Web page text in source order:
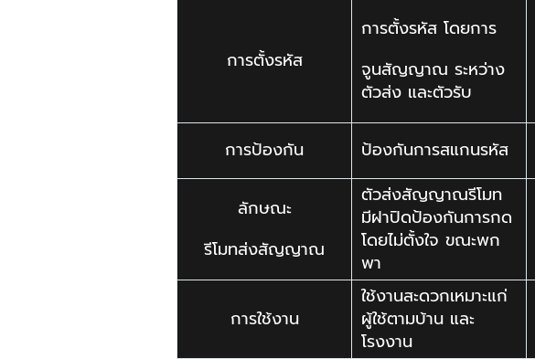
การตั้งรหัส
การตั้งรหัส โดยการ
จูนสัญญาณ ระหว่าง
ตัวส่ง และตัวรับ
การป้องกัน ป้องกันการสแกนรหัส
ลักษณะ
รีโมทส่งสัญญาณ
ตัวส่งสัญญาณรีโมท
มีฝาปิดป้องกันการกด
โดยไม่ตั้งใจ ขณะพก
พา
การใช้งาน
ใช้งานสะดวกเหมาะแก่
ผู้ใช้ตามบ้าน และ
โรงงาน